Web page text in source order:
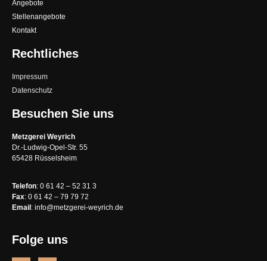
Angebote
Stellenangebote
Kontakt
Rechtliches
Impressum
Datenschutz
Besuchen Sie uns
Metzgerei Weyrich
Dr.-Ludwig-Opel-Str. 55
65428 Rüsselsheim
Telefon: 0 61 42 – 52 31 3
Fax: 0 61 42 – 79 79 72
Email : info@metzgerei-weyrich.de
Folge uns